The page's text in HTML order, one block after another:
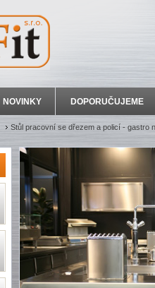
NOVINKY DOPORUČUJEME
Stůl pracovní se dřezem a policí - gastro